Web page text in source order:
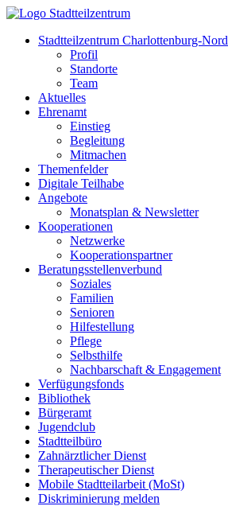
Stadtteilzentrum Charlottenburg-Nord
Profil
Standorte
Team
Aktuelles
Ehrenamt
Einstieg
Begleitung
Mitmachen
Themenfelder
Digitale Teilhabe
Angebote
Monatsplan & Newsletter
Kooperationen
Netzwerke
Kooperationspartner
Beratungsstellenverbund
Soziales
Familien
Senioren
Hilfestellung
Pflege
Selbsthilfe
Nachbarschaft & Engagement
Verfügungsfonds
Bibliothek
Bürgeramt
Jugendclub
Stadtteilbüro
Zahnärztlicher Dienst
Therapeutischer Dienst
Mobile Stadtteilarbeit (MoSt)
Diskriminierung melden